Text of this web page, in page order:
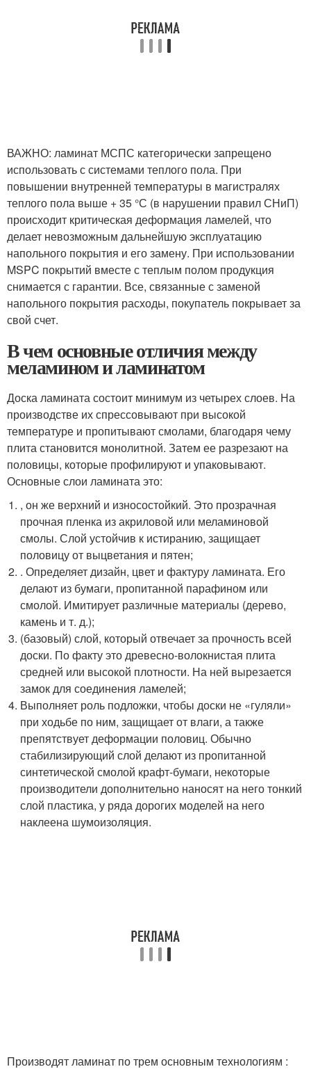
ВАЖНО: ламинат МСПС категорически запрещено
использовать с системами теплого пола. При
повышении внутренней температуры в магистралях
теплого пола выше + 35 °С (в нарушении правил СНиП)
происходит критическая деформация ламелей, что
делает невозможным дальнейшую эксплуатацию
напольного покрытия и его замену. При использовании
MSPC покрытий вместе с теплым полом продукция
снимается с гарантии. Все, связанные с заменой
напольного покрытия расходы, покупатель покрывает за
свой счет.
В чем основные отличия между
меламином и ламинатом
Доска ламината состоит минимум из четырех слоев. На
производстве их спрессовывают при высокой
температуре и пропитывают смолами, благодаря чему
плита становится монолитной. Затем ее разрезают на
половицы, которые профилируют и упаковывают.
Основные слои ламината это:
, он же верхний и износостойкий. Это прозрачная
прочная пленка из акриловой или меламиновой
смолы. Слой устойчив к истиранию, защищает
половицу от выцветания и пятен;
. Определяет дизайн, цвет и фактуру ламината. Его
делают из бумаги, пропитанной парафином или
смолой. Имитирует различные материалы (дерево,
камень и т. д.);
(базовый) слой, который отвечает за прочность всей
доски. По факту это древесно-волокнистая плита
средней или высокой плотности. На ней вырезается
замок для соединения ламелей;
Выполняет роль подложки, чтобы доски не «гуляли»
при ходьбе по ним, защищает от влаги, а также
препятствует деформации половиц. Обычно
стабилизирующий слой делают из пропитанной
синтетической смолой крафт-бумаги, некоторые
производители дополнительно наносят на него тонкий
слой пластика, у ряда дорогих моделей на него
наклеена шумоизоляция.
Производят ламинат по трем основным технологиям :